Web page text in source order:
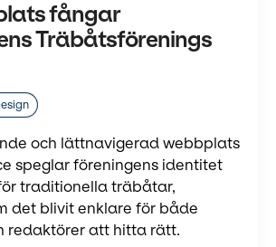
fångar
Träbåtsförenings
och lättnavigerad webbplats
speglar föreningens identitet
traditionella träbåtar,
det blivit enklare för både
redaktörer att hitta rätt.